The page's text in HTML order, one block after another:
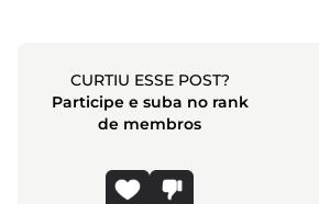
CURTIU ESSE POST?
Participe e suba no rank
de membros